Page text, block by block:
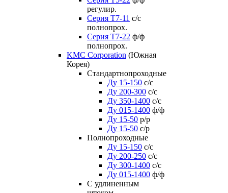
регулир.
Серия Т7-11 с/с
полнопрох.
Серия Т7-22 ф/ф
полнопрох.
KMC Corporation (Южная
Корея)
Стандартнопроходные
Ду 15-150 с/с
Ду 200-300 с/с
Ду 350-1400 с/с
Ду 015-1400 ф/ф
Ду 15-50 р/р
Ду 15-50 с/р
Полнопроходные
Ду 15-150 с/с
Ду 200-250 с/с
Ду 300-1400 с/с
Ду 015-1400 ф/ф
С удлиненным